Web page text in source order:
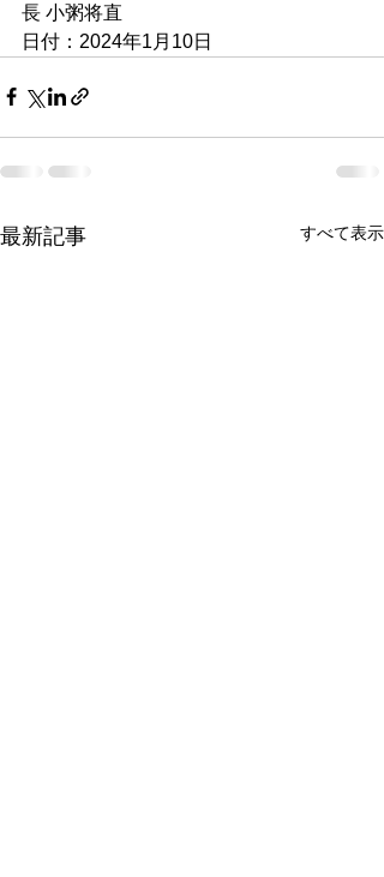
長 小粥将直
日付：2024年1月10日
最新記事 すべて表示